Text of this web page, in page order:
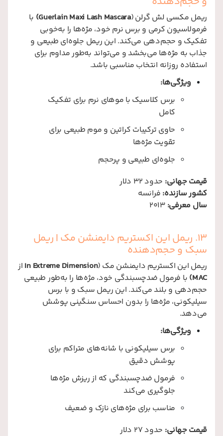
ریمل مکسی لش گرلن (Guerlain Maxi Lash Mascara) با
فرمولاسیون کرمی و برس نرم خود، مژه‌ها را به‌خوبی
تفکیک و حجم‌دهی می‌کند. این ریمل جلوه‌ای طبیعی و
جذاب به مژه‌ها می‌بخشد و می‌تواند به‌طور مداوم برای
استفاده روزانه انتخاب مناسبی باشد.
ویژگی‌ها:
برس کلاسیک با موهای نرم برای تفکیک
کامل
حاوی ترکیبات کراتین و موم طبیعی برای
تقویت مژه‌ها
جلوه‌ای طبیعی و پرحجم
قیمت جهانی: حدود 32 دلار
کشور سازنده: فرانسه
سال معرفی: 2013
13. ریمل این اکستریم دایمنشن مک | ریمل
سبک و حجم‌دهنده
ریمل این اکستریم دایمنشن مک (In Extreme Dimension از
MAC) با فرمول ضدچسبندگی خود، مژه‌ها را به‌طور طبیعی
حجم‌دهی و بلند می‌کند. این ریمل سبک و با برس
سیلیکونی، مژه‌ها را بدون احساس سنگینی پوشش
می‌دهد.
ویژگی‌ها:
برس سیلیکونی با شانه‌های متراکم برای
پوشش دقیق
فرمول ضدچسبندگی که از ریزش مژه‌ها
جلوگیری می‌کند
مناسب برای مژه‌های نازک و ضعیف
قیمت جهانی: حدود 27 دلار